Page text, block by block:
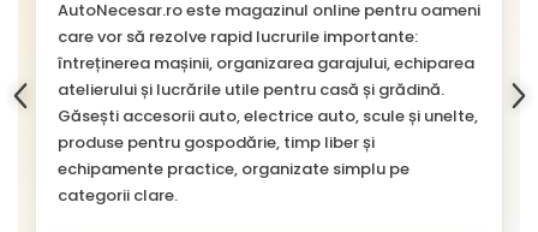
AutoNecesar.ro este magazinul online pentru oameni
care vor să rezolve rapid lucrurile importante:
întreținerea mașinii, organizarea garajului, echiparea
atelierului și lucrările utile pentru casă și grădină.
Găsești accesorii auto, electrice auto, scule și unelte,
produse pentru gospodărie, timp liber și
echipamente practice, organizate simplu pe
categorii clare.